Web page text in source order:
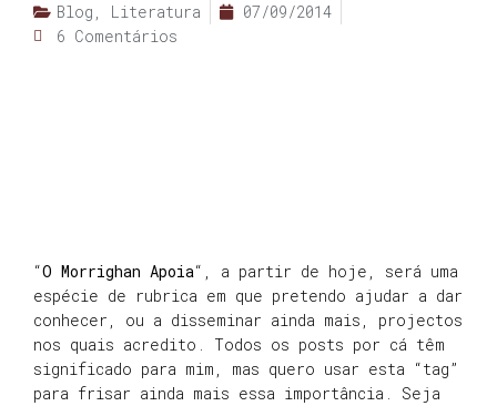
Blog , Literatura
07/09/2014
6 Comentários
“O Morrighan Apoia“, a partir de hoje, será uma
espécie de rubrica em que pretendo ajudar a dar
conhecer, ou a disseminar ainda mais, projectos
nos quais acredito. Todos os posts por cá têm
significado para mim, mas quero usar esta “tag”
para frisar ainda mais essa importância. Seja